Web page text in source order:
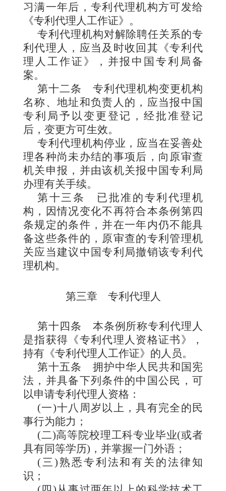
习满一年后，专利代理机构方可发给
《专利代理人工作证》。
专利代理机构对解除聘任关系的专
利代理人，应当及时收回其《专利代
理人工作证》，并报中国专利局备
案。
第十二条 专利代理机构变更机构
名称、地址和负责人的，应当报中国
专利局予以变更登记，经批准登记
后，变更方可生效。
专利代理机构停业，应当在妥善处
理各种尚未办结的事项后，向原审查
机关申报，并由该机关报中国专利局
办理有关手续。
第十三条
已批准的专利代理机
构，因情况变化不再符合本条例第四
条规定的条件，并在一年内仍不能具
备这些条件的，原审查的专利管理机
关应当建议中国专利局撤销该专利代
理机构。
第三章 专利代理人
第十四条 本条例所称专利代理人
是指获得《专利代理人资格证书》，
持有《专利代理人工作证》的人员。
第十五条 拥护中华人民共和国宪
法，并具备下列条件的中国公民，可
以申请专利代理人资格：
(一)十八周岁以上，具有完全的民
事行为能力；
(二)高等院校理工科专业毕业(或者
具有同等学历)，并掌握一门外语；
(三)熟悉专利法和有关的法律知
识；